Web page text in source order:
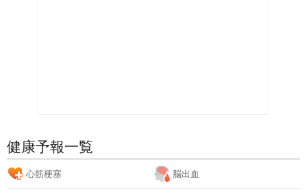
健康予報一覧
心筋梗塞 脳出血